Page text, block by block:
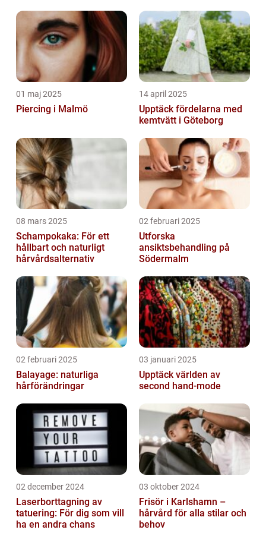
01 maj 2025
Piercing i Malmö
14 april 2025
Upptäck fördelarna med
kemtvätt i Göteborg
08 mars 2025
Schampokaka: För ett
hållbart och naturligt
hårvårdsalternativ
02 februari 2025
Utforska
ansiktsbehandling på
Södermalm
02 februari 2025
Balayage: naturliga
hårförändringar
03 januari 2025
Upptäck världen av
second hand-mode
02 december 2024
Laserborttagning av
tatuering: För dig som vill
ha en andra chans
03 oktober 2024
Frisör i Karlshamn –
hårvård för alla stilar och
behov